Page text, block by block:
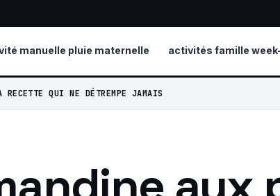
manuelle pluie maternelle activités famille
QUI NE DÉTREMPE JAMAIS